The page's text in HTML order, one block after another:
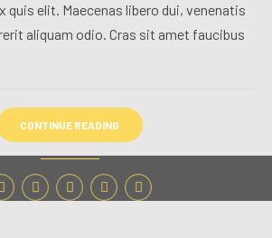
quis elit. Maecenas libero dui, venenatis
aliquam odio. Cras sit amet faucibus
CONTINUE READING